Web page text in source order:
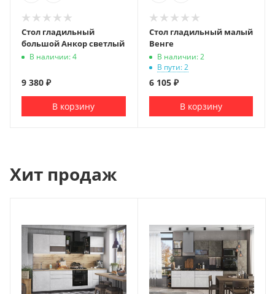
Стол гладильный
большой Анкор светлый
В наличии: 4
9 380 ₽
В корзину
Стол гладильный малый
Венге
В наличии: 2
В пути: 2
6 105₽
В корзину
Хит продаж